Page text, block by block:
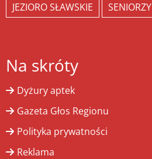
JEZIORO SŁAWSKIE
SENIORZY
Na skróty
Dyżury aptek
Gazeta Głos Regionu
Polityka prywatności
Reklama